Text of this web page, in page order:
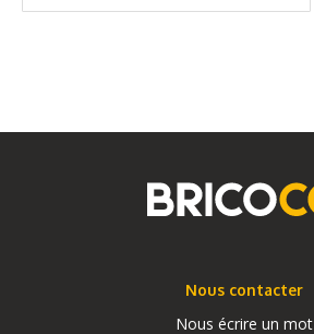
Nous contacter
Nous écrire un mot